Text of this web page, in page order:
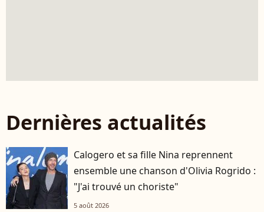
Dernières actualités
Calogero et sa fille Nina reprennent
ensemble une chanson d'Olivia Rogrido :
"J'ai trouvé un choriste"
5 août 2026